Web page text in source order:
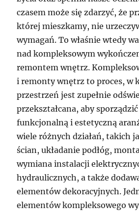
czasem może się zdarzyć, że
której mieszkamy, nie
wymagań. To właśnie wtedy
nad kompleksowym
remontem wnętrz.
i remonty wnętrz to proces, w
przestrzeń jest zupełnie
przekształcana, aby
funkcjonalną i estetyczną
wiele różnych działań, takich
ścian, układanie podłóg,
wymiana instalacji
hydraulicznych, a także
elementów dekoracyjnych.
elementów kompleksowego